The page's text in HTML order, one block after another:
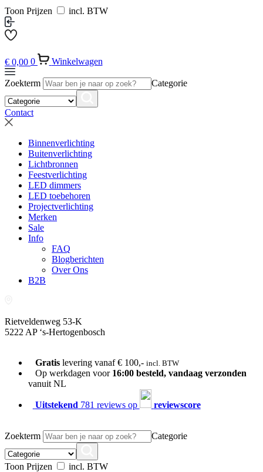
Toon Prijzen incl. BTW
€ 0,00 0 Winkelwagen
Zoekterm Categorie
Contact
Binnenverlichting
Buitenverlichting
Lichtbronnen
Feestverlichting
LED dimmers
LED toebehoren
Projectverlichting
Merken
Sale
Info
FAQ
Blogberichten
Over Ons
B2B
Rietveldenweg 53-K
5222 AP ‘s-Hertogenbosch
Gratislevering vanaf € 100,- incl. BTW
Op werkdagen voor 16:00 besteld, vandaag verzonden
vanuit NL
Uitstekend 781 reviews op reviewscore
Zoekterm Categorie
Toon Prijzen
incl. BTW